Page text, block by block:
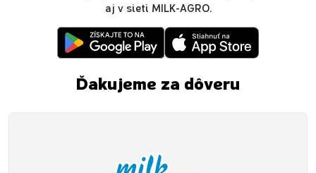
aj v sieti MILK-AGRO.
Ďakujeme za dôveru